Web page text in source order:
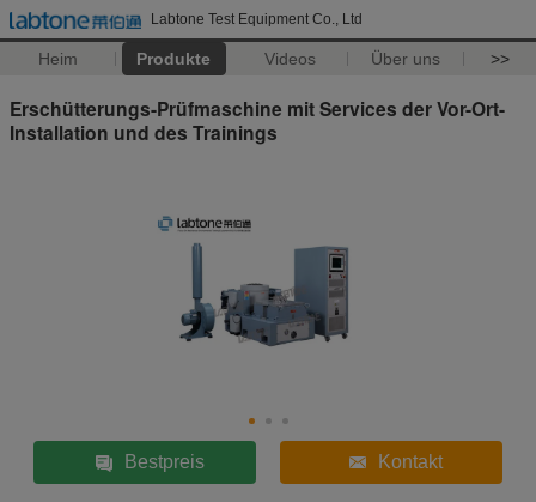
Labtone Test Equipment Co., Ltd
Heim Produkte Videos Über uns >>
Erschütterungs-Prüfmaschine mit Services der Vor-Ort-
Installation und des Trainings
Bestpreis Kontakt